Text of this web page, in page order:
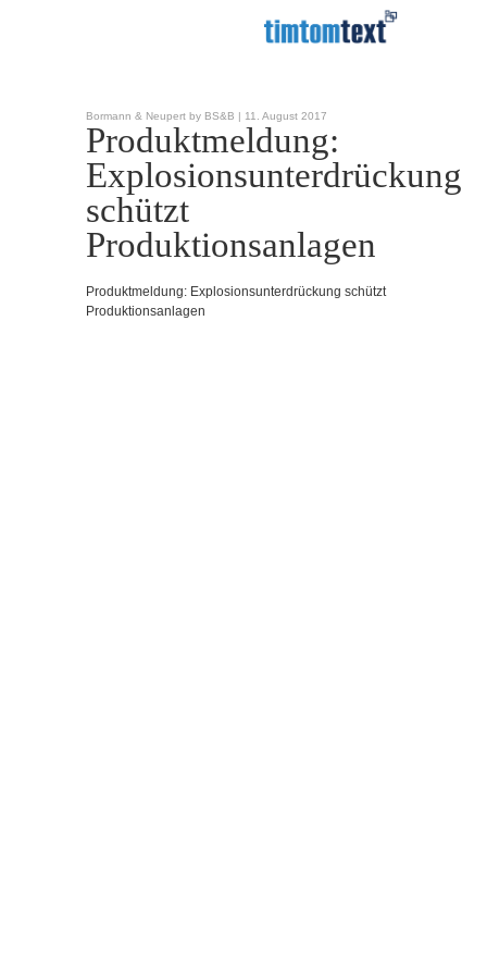
Bormann & Neupert by BS&B | 11. August 2017
Produktmeldung:
Explosionsunterdrückung
schützt
Produktionsanlagen
Produktmeldung: Explosionsunterdrückung schützt
Produktionsanlagen